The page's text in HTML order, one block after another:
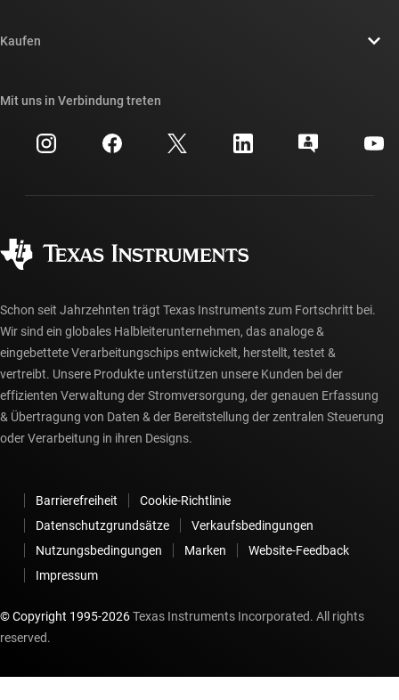
Newsroom
Investorenbeziehungen
Fertigung
Querverweis-Suche
Kundensupportzentrum
myTI-Konto FAQs
Kaufen
Häufig gestellte Fragen zu Bestellungen
Mit uns in Verbindung treten
Schon seit Jahrzehnten trägt Texas Instruments zum Fortschritt bei.
Wir sind ein globales Halbleiterunternehmen, das analoge &
eingebettete Verarbeitungschips entwickelt, herstellt, testet &
vertreibt. Unsere Produkte unterstützen unsere Kunden bei der
effizienten Verwaltung der Stromversorgung, der genauen Erfassung
& Übertragung von Daten & der Bereitstellung der zentralen Steuerung
oder Verarbeitung in ihren Designs.
Barrierefreiheit
Cookie-Richtlinie
Datenschutzgrundsätze
Verkaufsbedingungen
Nutzungsbedingungen
Marken
Website-Feedback
Impressum
© Copyright 1995-2026Texas Instruments Incorporated. All rights
reserved.